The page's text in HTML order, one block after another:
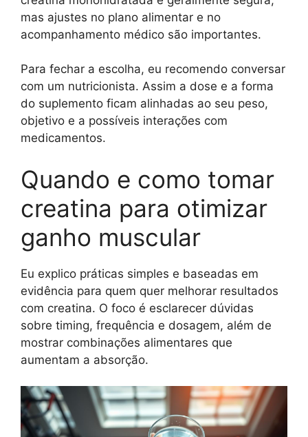
mas ajustes no plano alimentar e no
acompanhamento médico são importantes.
Para fechar a escolha, eu recomendo conversar
com um nutricionista. Assim a dose e a forma
do suplemento ficam alinhadas ao seu peso,
objetivo e a possíveis interações com
medicamentos.
Quando e como tomar
creatina para otimizar
ganho muscular
Eu explico práticas simples e baseadas em
evidência para quem quer melhorar resultados
com creatina. O foco é esclarecer dúvidas
sobre timing, frequência e dosagem, além de
mostrar combinações alimentares que
aumentam a absorção.